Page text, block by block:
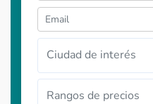
Ciudad de interés
Rangos de precios